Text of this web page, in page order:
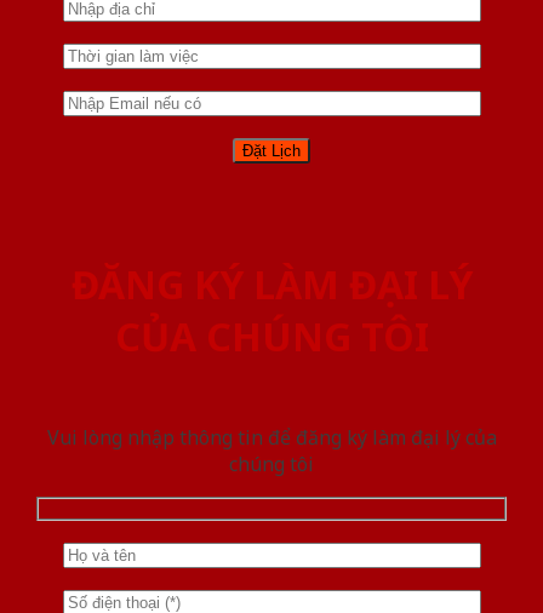
ĐĂNG KÝ LÀM ĐẠI LÝ
CỦA CHÚNG TÔI
Vui lòng nhập thông tin để đăng ký làm đại lý của
chúng tôi